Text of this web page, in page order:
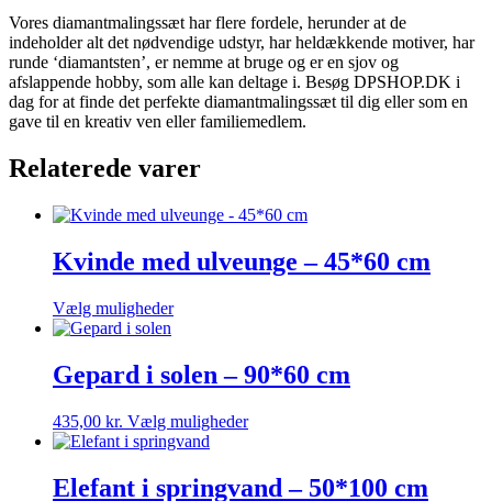
Vores diamantmalingssæt har flere fordele, herunder at de
indeholder alt det nødvendige udstyr, har heldækkende motiver, har
runde ‘diamantsten’, er nemme at bruge og er en sjov og
afslappende hobby, som alle kan deltage i. Besøg DPSHOP.DK i
dag for at finde det perfekte diamantmalingssæt til dig eller som en
gave til en kreativ ven eller familiemedlem.
Relaterede varer
Kvinde med ulveunge – 45*60 cm
Vælg mulighederDette
flere
varianter.
kan
vælges
varesiden
Gepard i solen – 90*60 cm
435,00 kr. Vælg mulighederDette
flere
Elefant i springvand – 50*100 cm